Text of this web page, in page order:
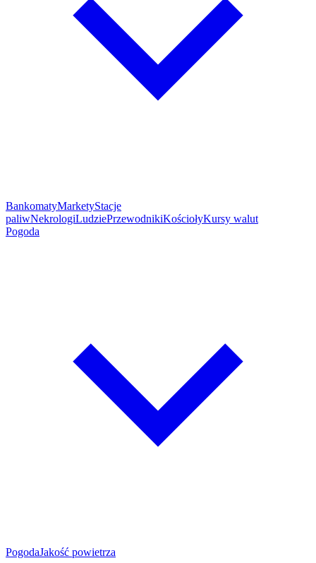
BankomatyMarketyStacje
paliwNekrologiLudziePrzewodnikiKościołyKursy walut
Pogoda
PogodaJakość powietrza